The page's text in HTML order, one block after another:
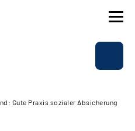
Gute Praxis sozialer Absicherung